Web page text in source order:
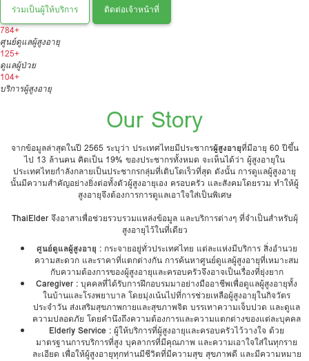
ร่วมเป็นผู้ให้บริการ
ติดต่อเจ้าหน้าที่
784+
ศูนย์ดูแลผู้สูงอายุ
125+
ดูแลผู้ป่วย
104+
บริการผู้สูงอายุ
Our Story
จากข้อมูลล่าสุดในปี 2565 ระบุว่า ประเทศไทยมีประชากรผู้สูงอายุที่มีอายุ 60 ปีขึ้น
ไป 13 ล้านคน คิดเป็น 19% ของประชากรทั้งหมด จะเห็นได้ว่า ผู้สูงอายุใน
ประเทศไทยกำลังกลายเป็นประชากรกลุ่มที่เติบโตเร็วที่สุด ดังนั้น การดูแลผู้สูงอายุ
นั้นมีความสำคัญอย่างยิ่งต่อทั้งตัวผู้สูงอายุเอง ครอบครัว และสังคมโดยรวม ทำให้ผู้
สูงอายุจึงต้องการการดูแลเอาใจใส่เป็นพิเศษ
ThaiElderจึงอาสาเพื่อช่วยรวบรวมแหล่งข้อมูล และบริการต่างๆ ที่จำเป็นสำหรับผุ้
สูงอายุไว้ในที่เดียว
ศูนย์ดูแลผู้สูงอายุ : กระจายอยู่ทั่วประเทศไทย แต่ละแห่งมีบริการ สิ่งอำนวย
ความสะดวก และราคาที่แตกต่างกัน การค้นหาศูนย์ดูแลผู้สูงอายุที่เหมาะสม
กับความต้องการของผู้สูงอายุและครอบครัวจึงอาจเป็นเรื่องที่ยุ่งยาก
Caregiver : บุคคลที่ได้รับการฝึกอบรมมาอย่างมืออาชีพเพื่อดูแลผู้สูงอายุทั้ง
ในบ้านและโรงพยาบาล โดยมุ่งเน้นไปที่การช่วยเหลือผู้สูงอายุในกิจวัตร
ประจำวัน ส่งเสริมสุขภาพกายและสุขภาพจิต บรรเทาความเจ็บปวด และดูแล
ความปลอดภัย โดยคำนึงถึงความต้องการและความแตกต่างของแต่ละบุคคล
Elderly Service : ผู้ให้บริการที่ผู้สูงอายุและครอบครัวไว้วางใจ ด้วย
มาตรฐานการบริการที่สูง บุคลากรที่มีคุณภาพ และความเอาใจใส่ในทุกราย
ละเอียด เพื่อให้ผู้สูงอายุทุกท่านมีชีวิตที่มีความสุข สุขภาพดี และมีความหมาย